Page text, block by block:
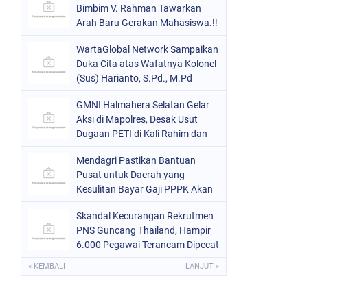
Bimbim V. Rahman Tawarkan
Arah Baru Gerakan Mahasiswa.!!
WartaGlobal Network Sampaikan
Duka Cita atas Wafatnya Kolonel
(Sus) Harianto, S.Pd., M.Pd
GMNI Halmahera Selatan Gelar
Aksi di Mapolres, Desak Usut
Dugaan PETI di Kali Rahim dan
Terlibat
Mendagri Pastikan Bantuan
Pusat untuk Daerah yang
Kesulitan Bayar Gaji PPPK Akan
Skandal Kecurangan Rekrutmen
PNS Guncang Thailand, Hampir
6.000 Pegawai Terancam Dipecat
« KEMBALI LANJUT »